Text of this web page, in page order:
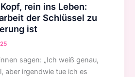
rein ins Leben:
der Schlüssel zu
ist
sagen: „Ich weiß genau,
aber irgendwie tue ich es